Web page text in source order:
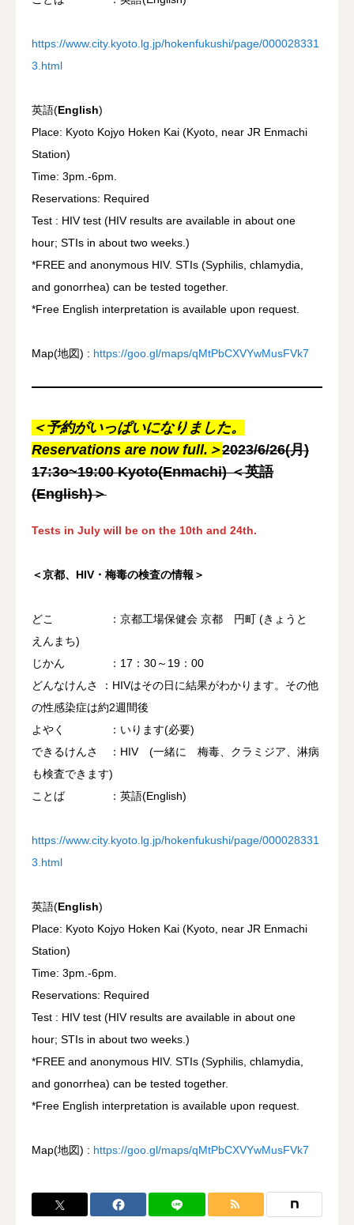
https://www.city.kyoto.lg.jp/hokenfukushi/page/000028331
3.html
英語(English)
Place: Kyoto Kojyo Hoken Kai (Kyoto, near JR Enmachi
Station)
Time: 3pm.-6pm.
Reservations: Required
Test : HIV test (HIV results are available in about one
hour; STIs in about two weeks.)
*FREE and anonymous HIV. STIs (Syphilis, chlamydia,
and gonorrhea) can be tested together.
*Free English interpretation is available upon request.
Map(地図) : https://goo.gl/maps/qMtPbCXVYwMusFVk7
＜予約がいっぱいになりました。
Reservations are now full. ＞2023/6/26(月)
17:3o~19:00 Kyoto(Enmachi) ＜英語
(English)＞
Tests in July will be on the 10th and 24th.
＜京都、HIV・梅毒の検査の情報＞
どこ ：京都工場保健会 京都 円町 (きょうと
えんまち)
じかん ：17：30～19：00
どんなけんさ ：HIVはその日に結果がわかります。その他
の性感染症は約2週間後
よやく ：いります(必要)
できるけんさ ：HIV (一緒に 梅毒、クラミジア、淋病
も検査できます)
ことば ：英語(English)
https://www.city.kyoto.lg.jp/hokenfukushi/page/000028331
3.html
英語(English)
Place: Kyoto Kojyo Hoken Kai (Kyoto, near JR Enmachi
Station)
Time: 3pm.-6pm.
Reservations: Required
Test : HIV test (HIV results are available in about one
hour; STIs in about two weeks.)
*FREE and anonymous HIV. STIs (Syphilis, chlamydia,
and gonorrhea) can be tested together.
*Free English interpretation is available upon request.
Map(地図) : https://goo.gl/maps/qMtPbCXVYwMusFVk7